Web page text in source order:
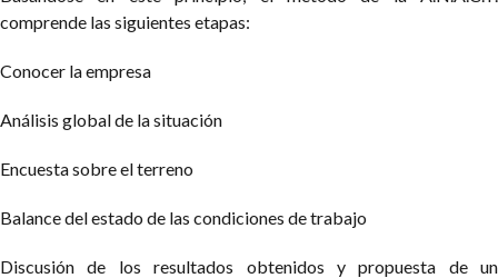
comprende las siguientes etapas:
Conocer la empresa
Análisis global de la situación
Encuesta sobre el terreno
Balance del estado de las condiciones de trabajo
Discusión de los resultados obtenidos y propuesta de un